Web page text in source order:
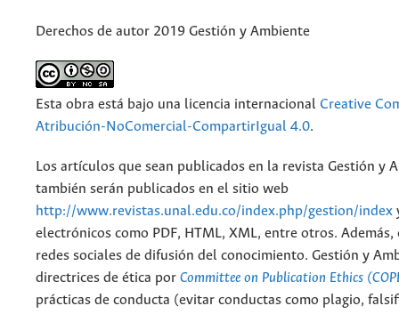
Derechos de autor 2019 Gestión y Ambiente
Esta obra está bajo una licencia internacional Creative
Atribución-NoComercial-CompartirIgual 4.0.
Los artículos que sean publicados en la revista Gestión y
también serán publicados en el sitio web
http://www.revistas.unal.edu.co/index.php/gestion/index
electrónicos como PDF, HTML, XML, entre otros.
redes sociales de difusión del conocimiento. Gestión y
directrices de ética por Committee on Publication Ethics
prácticas de conducta (evitar conductas como plagio,